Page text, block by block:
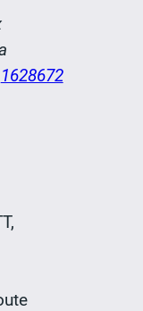
1628672